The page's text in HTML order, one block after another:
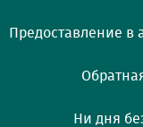
Предоставление в
Ни дня